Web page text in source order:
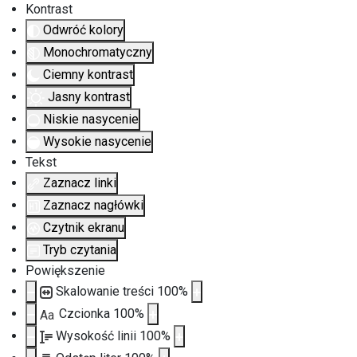
Kontrast
Odwróć kolory
Monochromatyczny
Ciemny kontrast
Jasny kontrast
Niskie nasycenie
Wysokie nasycenie
Tekst
Zaznacz linki
Zaznacz nagłówki
Czytnik ekranu
Tryb czytania
Powiększenie
Skalowanie treści 100%
Aa Czcionka 100%
Wysokość linii 100%